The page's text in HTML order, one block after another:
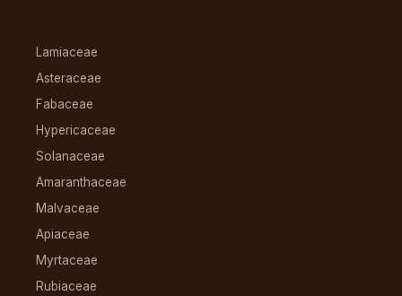
Lamiaceae
Asteraceae
Fabaceae
Hypericaceae
Solanaceae
Amaranthaceae
Malvaceae
Apiaceae
Myrtaceae
Rubiaceae